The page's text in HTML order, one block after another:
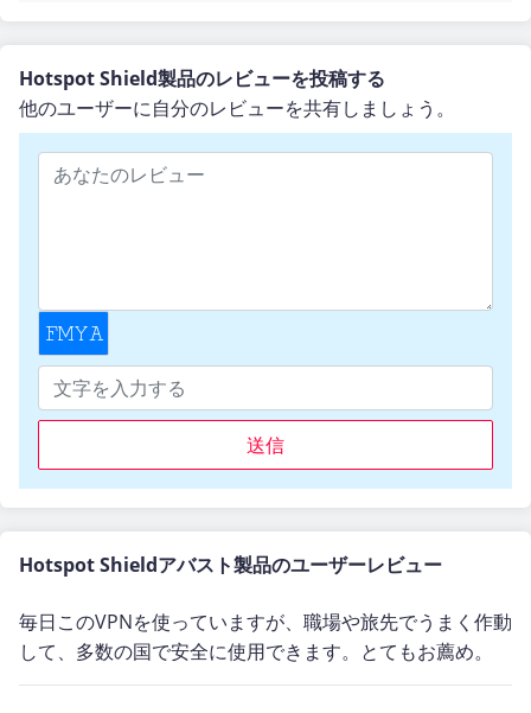
Hotspot Shield製品のレビューを投稿する
他のユーザーに自分のレビューを共有しましょう。
送信
Hotspot Shieldアバスト製品のユーザーレビュー
毎日このVPNを使っていますが、職場や旅先でうまく作動
して、多数の国で安全に使用できます。とてもお薦め。